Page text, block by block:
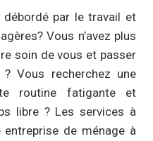
par le travail et
Vous n’avez plus
soin de vous et passer
Vous recherchez une
routine fatigante et
libre ? Les services à
de ménage à